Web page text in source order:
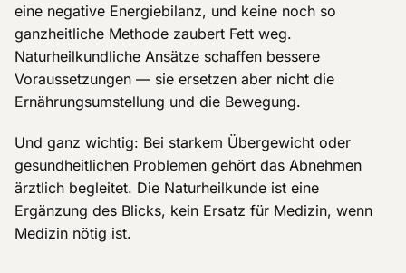
eine negative Energiebilanz, und keine noch so
ganzheitliche Methode zaubert Fett weg.
Naturheilkundliche Ansätze schaffen bessere
Voraussetzungen — sie ersetzen aber nicht die
Ernährungsumstellung und die Bewegung.
Und ganz wichtig: Bei starkem Übergewicht oder
gesundheitlichen Problemen gehört das Abnehmen
ärztlich begleitet. Die Naturheilkunde ist eine
Ergänzung des Blicks, kein Ersatz für Medizin, wenn
Medizin nötig ist.